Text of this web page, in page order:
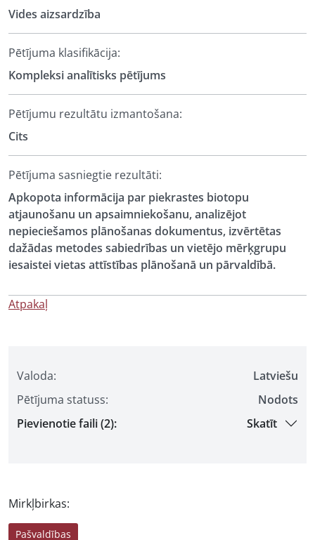
Valoda:
Latviešu
Pētījuma statuss:
Nodots
Pievienotie faili (2):
Skatīt
Mirkļbirkas:
Pašvaldības
Vides aizsardzība
Pētījuma klasifikācija:
Kompleksi analītisks pētījums
Pētījumu rezultātu izmantošana:
Cits
Pētījuma sasniegtie rezultāti:
Apkopota informācija par piekrastes biotopu
atjaunošanu un apsaimniekošanu, analizējot
nepieciešamos plānošanas dokumentus, izvērtētas
dažādas metodes sabiedrības un vietējo mērķgrupu
iesaistei vietas attīstības plānošanā un pārvaldībā.
Atpakaļ